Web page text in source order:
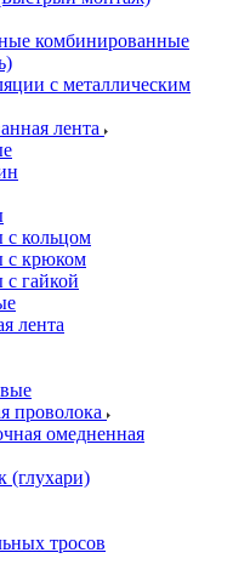
комбинированные
с металлическим
лента
кольцом
с крюком
гайкой
лента
проволока
омедненная
(глухари)
тросов